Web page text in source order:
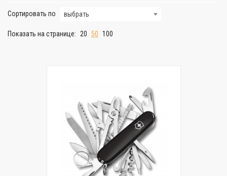
Сортировать по выбрать
Показать на странице: 20 50 100